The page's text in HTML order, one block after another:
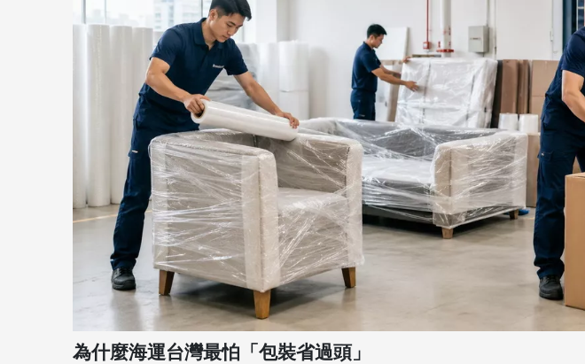
為什麼海運台灣最怕「包裝省過頭」